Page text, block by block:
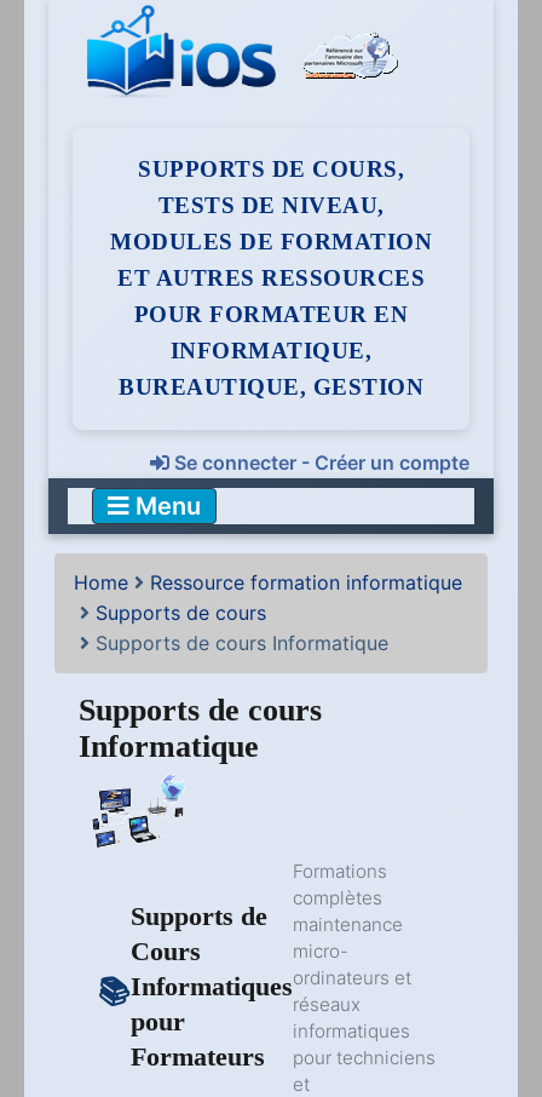
SUPPORTS DE COURS,
TESTS DE NIVEAU,
MODULES DE FORMATION
ET AUTRES RESSOURCES
POUR FORMATEUR EN
INFORMATIQUE,
BUREAUTIQUE, GESTION
Se connecter - Créer un compte
Menu
Home
Ressource formation informatique
Supports de cours
Supports de cours Informatique
Supports de cours
Informatique
Supports de
Cours
Informatiques
pour
Formateurs
Formations
complètes
maintenance
micro-
ordinateurs et
réseaux
informatiques
pour techniciens
et